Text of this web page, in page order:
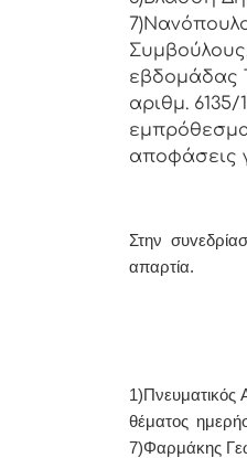
εβδoμάδας
αριθμ.
απoφάσεις
Στην
απαρτία.
θέματος
7)Φαρμάκης